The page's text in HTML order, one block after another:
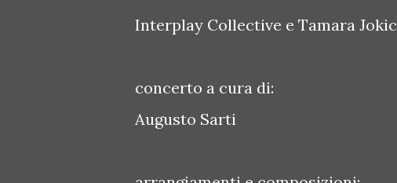
Interplay Collective e Tamara Jokic
concerto a cura di:
Augusto Sarti